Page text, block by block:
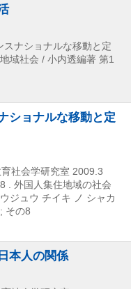
スナショナルな移動と定
域社会 / 小内透編著 第1
ショナルな移動と定
社会学研究室 2009.3
. 外国人集住地域の社会
ジュウ チイキ ノ シャカ
その8
本人の関係